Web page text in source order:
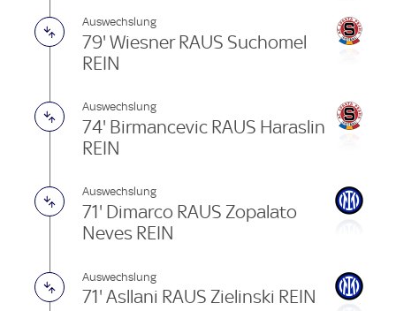
Auswechslung
79' Wiesner RAUS Suchomel
REIN
Auswechslung
74' Birmancevic RAUS Haraslin
REIN
Auswechslung
71' Dimarco RAUS Zopalato
Neves REIN
Auswechslung
71' Asllani RAUS Zielinski REIN